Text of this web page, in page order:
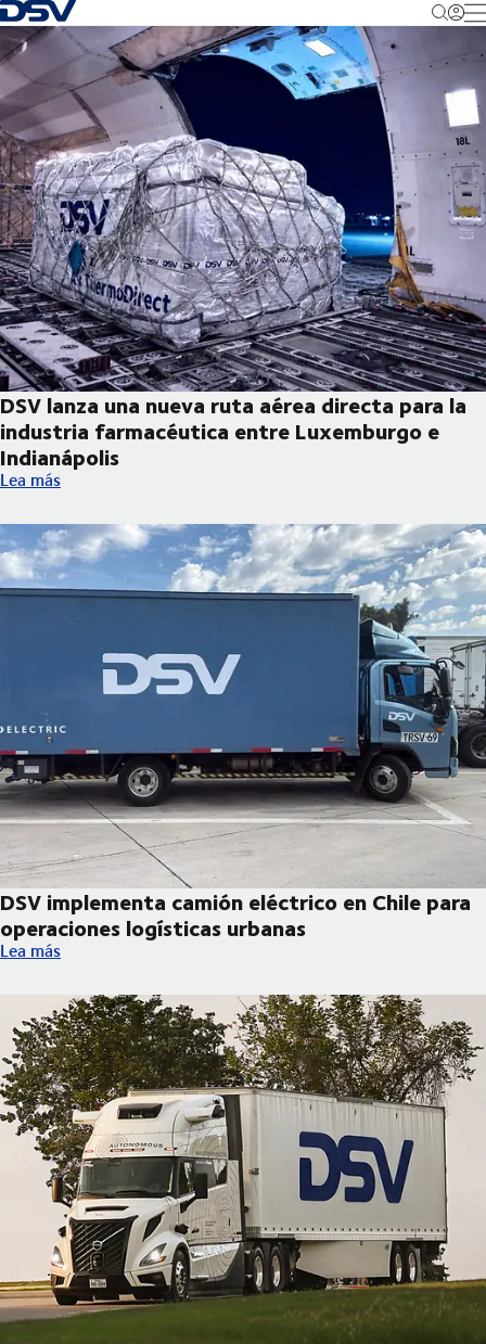
Volver a la página principal
DSV lanza una nueva ruta aérea directa para la
industria farmacéutica entre Luxemburgo e
Indianápolis
DSV lanza una nueva ruta aérea directa para la industria
Lea más
DSV implementa camión eléctrico en Chile para
operaciones logísticas urbanas
DSV implementa camión eléctrico en Chile para operaciones
Lea más